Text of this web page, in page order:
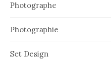
Photographe
Photographie
Set Design